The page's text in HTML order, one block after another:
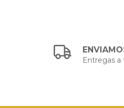
Entregas a